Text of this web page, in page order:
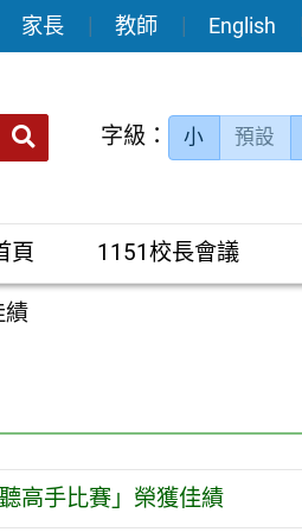
家長 教師 English
送出 字級： 小 預設
頁 1151校長會議
績
高手比賽」榮獲佳績